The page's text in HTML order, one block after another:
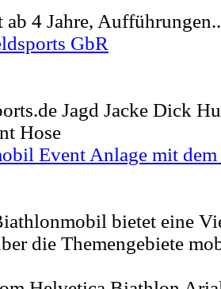
4 Jahre, Aufführungen..
GbR
Jagd Jacke Dick
Hose
Event Anlage mit dem
bietet eine
die Themengebiete